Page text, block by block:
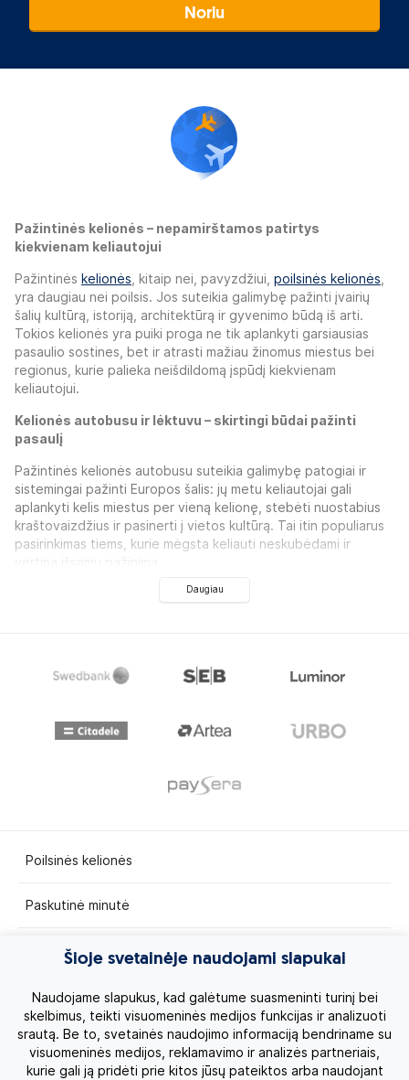
Noriu
Pažintinės kelionės – nepamirštamos patirtys
kiekvienam keliautojui
Pažintinės kelionės , kitaip nei, pavyzdžiui, poilsinės kelionės
yra daugiau nei poilsis. Jos suteikia galimybę pažinti įvairių
šalių kultūrą, istoriją, architektūrą ir gyvenimo būdą iš arti.
Tokios kelionės yra puiki proga ne tik aplankyti garsiausias
pasaulio sostines, bet ir atrasti mažiau žinomus miestus bei
regionus, kurie palieka neišdildomą įspūdį kiekvienam
keliautojui.
Kelionės autobusu ir lėktuvu – skirtingi būdai pažinti
pasaulį
Pažintinės kelionės autobusu suteikia galimybę patogiai ir
sistemingai pažinti Europos šalis: jų metu keliautojai gali
aplankyti kelis miestus per vieną kelionę, stebėti nuostabius
kraštovaizdžius ir pasinerti į vietos kultūrą. Tai itin populiarus
pasirinkimas tiems, kurie mėgsta keliauti neskubėdami ir
vertina išsamų pažinimą.
Daugiau
Poilsinės kelionės
Paskutinė minutė
Egzotinės kelionės
Kruizai
Kelionės po Lietuvą
Šioje svetainėje naudojami slapukai
Naudojame slapukus, kad galėtume suasmeninti turinį bei
skelbimus, teikti visuomeninės medijos funkcijas ir analizuoti
srautą. Be to, svetainės naudojimo informaciją bendriname su
visuomeninės medijos, reklamavimo ir analizės partneriais,
kurie gali ją pridėti prie kitos jūsų pateiktos arba naudojant